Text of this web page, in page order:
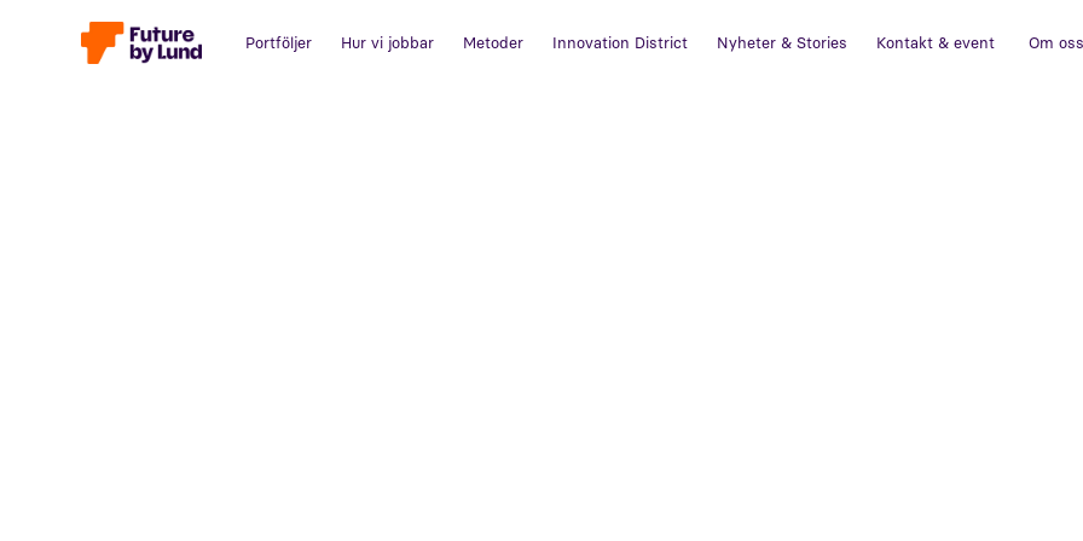
Portföljer Hur vi jobbar Metoder Innovation District Nyheter & Stories Kontakt & event Om